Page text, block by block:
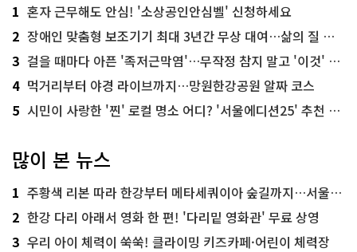
1 혼자 근무해도 안심! '소상공인안심벨' 신청하세요
2 장애인 맞춤형 보조기기 최대 3년간 무상 대여…삶의 질 높인다
3 걸을 때마다 아픈 '족저근막염'…무작정 참지 말고 '이것' 해보세요!
4 먹거리부터 야경 라이브까지…망원한강공원 알짜 코스
5 시민이 사랑한 '찐' 로컬 명소 어디? '서울에디션25' 추천 코스
많이 본 뉴스
1 주황색 리본 따라 한강부터 메타세쿼이아 숲길까지…서울둘레길 15코스
2 한강 다리 아래서 영화 한 편! '다리밑 영화관' 무료 상영
3 우리 아이 체력이 쑥쑥! 클라이밍 키즈카페·어린이 체력장